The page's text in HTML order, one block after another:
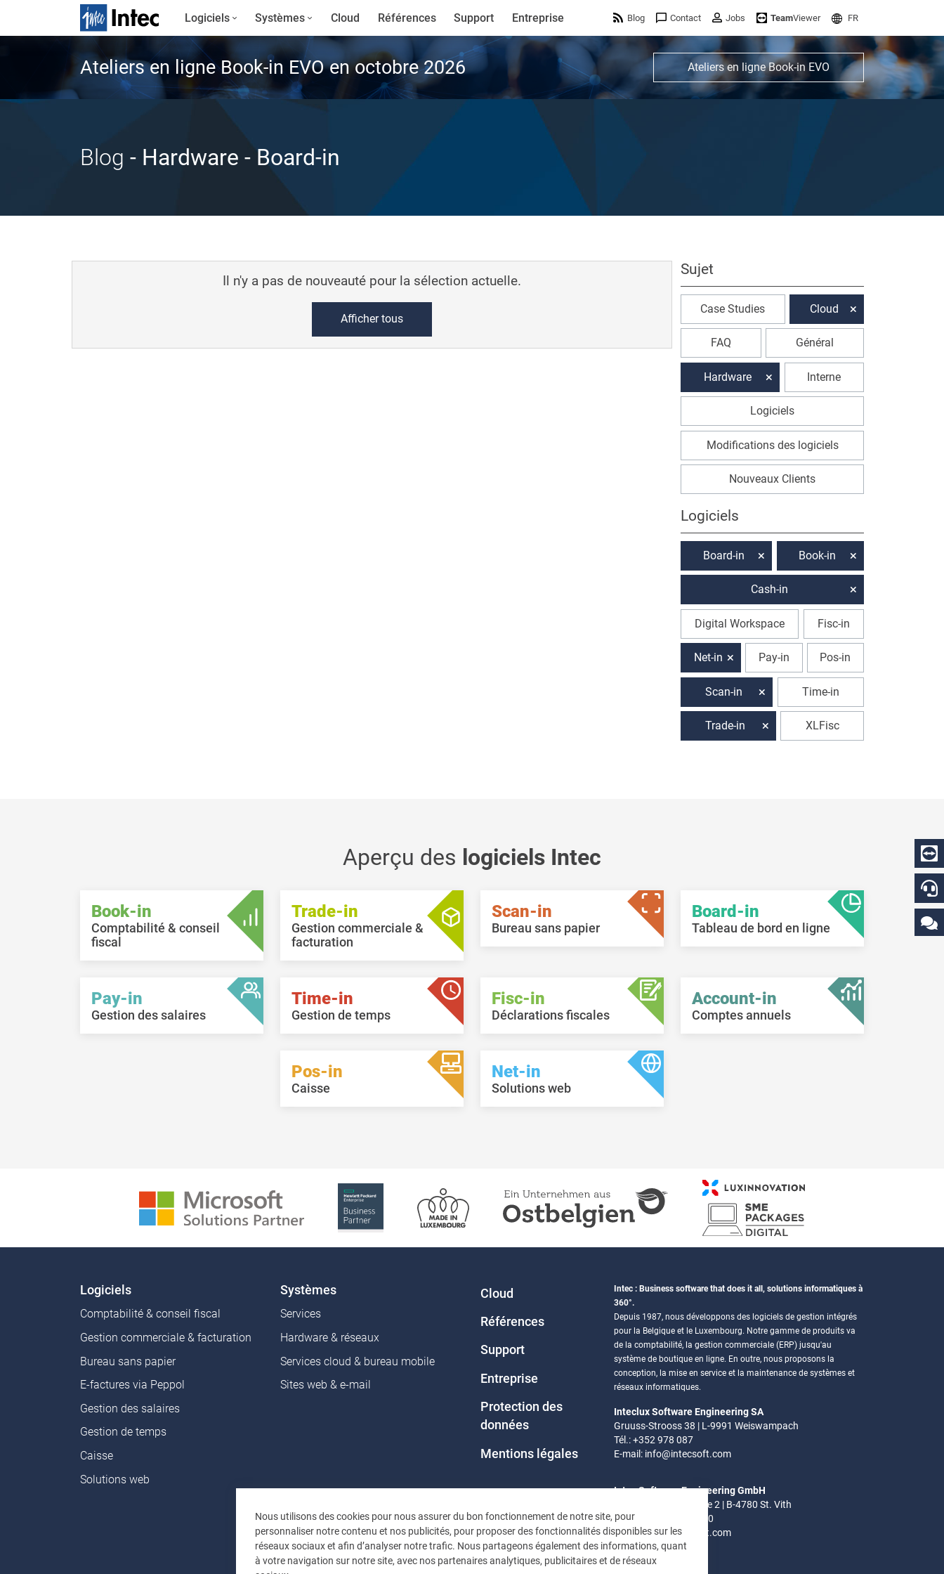
Nous utilisons des cookies pour nous assurer du bon fonctionnement de notre site, pour
personnaliser notre contenu et nos publicités, pour proposer des fonctionnalités disponibles sur les
réseaux sociaux et afin d’analyser notre trafic. Nous partageons également des informations, quant
à votre navigation sur notre site, avec nos partenaires analytiques, publicitaires et de réseaux
Logiciels Systèmes Cloud Références Support Entreprise Blog Contact Jobs TeamViewer FR
Ateliers en ligne Book-in EVO en octobre 2026 Ateliers en ligne Book-in EVO
Blog - Hardware - Board-in
Il n'y a pas de nouveauté pour la sélection actuelle.
Afficher tous
Sujet
Case Studies Cloud
FAQ Général
Hardware Interne
Logiciels
Modifications des logiciels
Nouveaux Clients
Logiciels
Board-in Book-in
Cash-in
Digital Workspace Fisc-in
Net-in Pay-in Pos-in
Scan-in Time-in
Trade-in XLFisc
Aperçu des logiciels Intec
Book-in
Comptabilité & conseil
fiscal
Trade-in
Gestion commerciale &
facturation
Scan-in
Bureau sans papier
Board-in
Tableau de bord en ligne
Pay-in
Gestion des salaires
Time-in
Gestion de temps
Fisc-in
Déclarations fiscales
Account-in
Comptes annuels
Pos-in
Caisse
Net-in
Solutions web
Logiciels
Comptabilité & conseil fiscal
Gestion commerciale & facturation
Bureau sans papier
E-factures via Peppol
Gestion des salaires
Gestion de temps
Caisse
Solutions web
Systèmes
Services
Hardware & réseaux
Services cloud & bureau mobile
Sites web & e-mail
Cloud
Références
Support
Entreprise
Protection des
données
Mentions légales
Intec : Business software that does it all, solutions informatiques à
360°.
Depuis 1987, nous développons des logiciels de gestion intégrés
pour la Belgique et le Luxembourg. Notre gamme de produits va
de la comptabilité, la gestion commerciale (ERP) jusqu'au
système de boutique en ligne. En outre, nous proposons la
conception, la mise en service et la maintenance de systèmes et
réseaux informatiques.
Inteclux Software Engineering SA
Gruuss-Strooss 38 | L-9991 Weiswampach
Tél.: +352 978 087
E-mail: info@intecsoft.com
Intec Software Engineering GmbH
Eifel-Ardennen Strasse 2 | B-4780 St. Vith
Tél.: +32 (0)80 280 080
E-mail:info@intecsoft.com